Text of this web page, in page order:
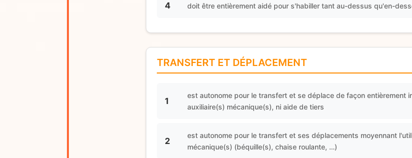
4 doit être entièrement aidé pour s'habiller tant au-dessus qu'en-
TRANSFERT ET DÉPLACEMENT
1
est autonome pour le transfert et se déplace de façon entièrement
auxiliaire(s) mécanique(s), ni aide de tiers
2
est autonome pour le transfert et ses déplacements moyennant
mécanique(s) (béquille(s), chaise roulante, …)